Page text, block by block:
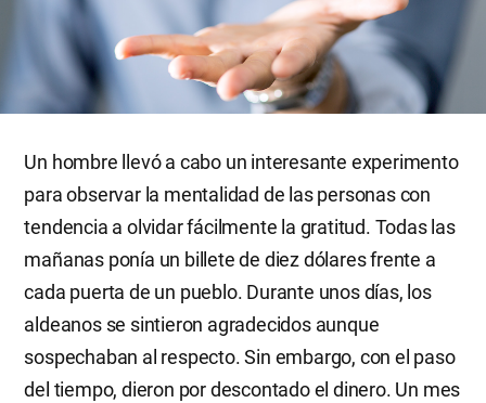
Un hombre llevó a cabo un interesante experimento
para observar la mentalidad de las personas con
tendencia a olvidar fácilmente la gratitud. Todas las
mañanas ponía un billete de diez dólares frente a
cada puerta de un pueblo. Durante unos días, los
aldeanos se sintieron agradecidos aunque
sospechaban al respecto. Sin embargo, con el paso
del tiempo, dieron por descontado el dinero. Un mes